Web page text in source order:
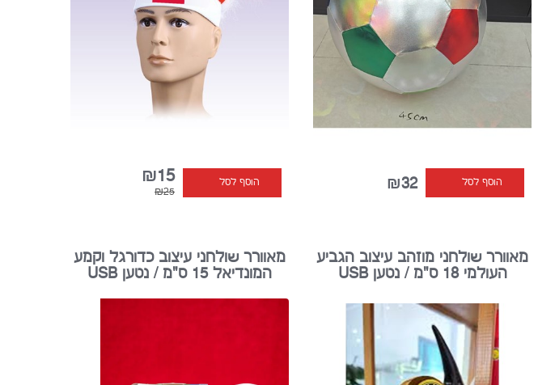
הוסף לסל ₪32 הוסף לסל ₪15
₪25
מאוורר שולחני מוזהב עיצוב הגביע
העולמי 18 ס"מ / נטען USB
מאוורר שולחני עיצוב כדורגל וקמע
המונדיאל 15 ס"מ / נטען USB